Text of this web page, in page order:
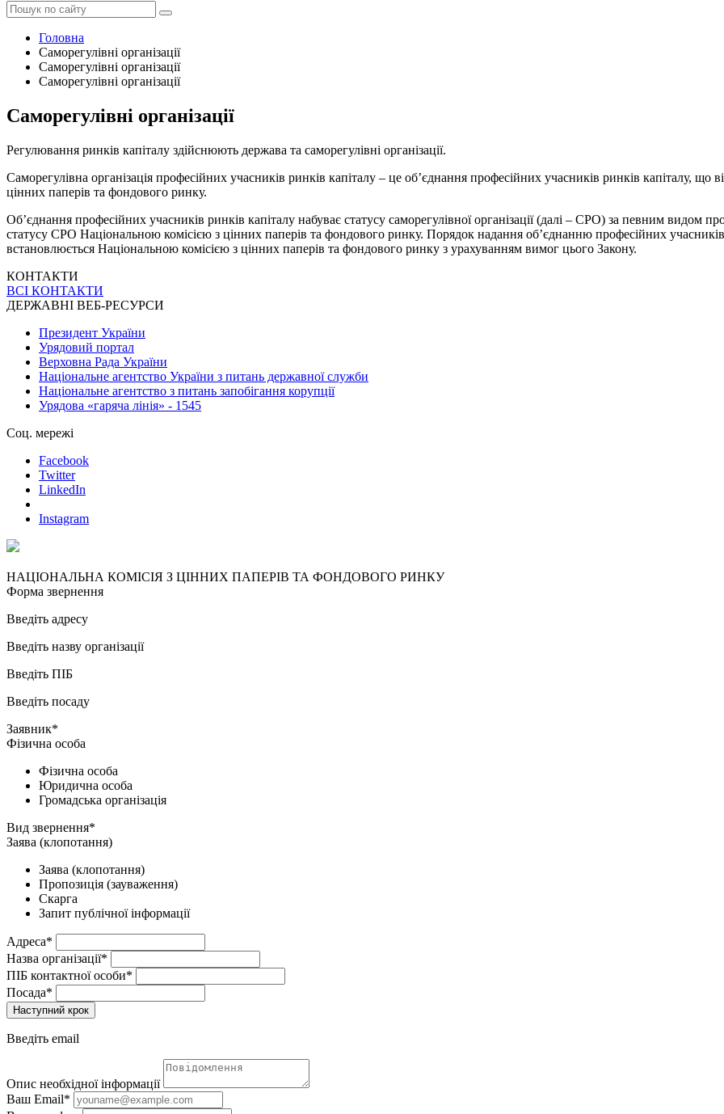
Головна
Саморегулівні організації
Саморегулівні організації
Саморегулівні організації
Саморегулівні організації
Регулювання ринків капіталу здійснюють держава та саморегулівні організації.
Саморегулівна організація професійних учасників ринків капіталу – це об’єднання професійних учасників ринків капіталу,
цінних паперів та фондового ринку.
Об’єднання професійних учасників ринків капіталу набуває статусу саморегулівної організації (далі – СРО) за певним видом
статусу СРО Національною комісією з цінних паперів та фондового ринку. Порядок надання об’єднанню професійних
встановлюється Національною комісією з цінних паперів та фондового ринку з урахуванням вимог цього Закону.
КОНТАКТИ
ВСІ КОНТАКТИ
ДЕРЖАВНІ ВЕБ-РЕСУРСИ
Президент України
Урядовий портал
Верховна Рада України
Національне агентство України з питань державної служби
Національне агентство з питань запобігання корупції
Урядова «гаряча лінія» - 1545
Соц. мережі
Facebook
Twitter
LinkedIn
Instagram
НАЦІОНАЛЬНА КОМІСІЯ З ЦІННИХ ПАПЕРІВ ТА ФОНДОВОГО РИНКУ
Форма звернення
Введіть адресу
Введіть назву організації
Введіть ПІБ
Введіть посаду
Заявник*
Фізична особа
Фізична особа
Юридична особа
Громадська організація
Вид звернення*
Заява (клопотання)
Заява (клопотання)
Пропозиція (зауваження)
Скарга
Запит публічної інформації
Адреса*
Назва організації*
ПІБ контактної особи*
Посада*
Наступний крок
Введіть email
Опис необхідної інформації
Ваш Email*